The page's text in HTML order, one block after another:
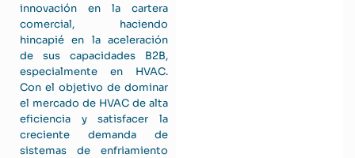
innovación en la cartera
comercial, haciendo
hincapié en la aceleración
de sus capacidades B2B,
especialmente en HVAC.
Con el objetivo de dominar
el mercado de HVAC de alta
eficiencia y satisfacer la
creciente demanda de
sistemas de enfriamiento